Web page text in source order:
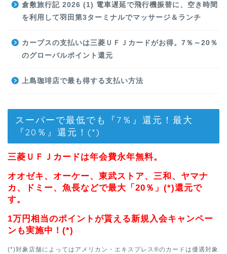
倉敷旅行記 2026 (1) 電車遅延で飛行機振替に、空き時間
を利用して羽田第3ターミナルでマッサージ＆ランチ
カーブスの支払いは三菱ＵＦＪカードがお得。7％～20％
のグローバルポイント還元
上島珈琲店で最も得する支払い方法
スーパーで最低でも『7％』還元！最大
『20％』還元！(*)
三菱ＵＦＪカードは年会費永年無料。
オオゼキ、オーケー、東武ストア、三和、ヤマナ
カ、ドミー、魚長などで最大「20％」(*)還元で
す。
1万円相当のポイントが貰える新規入会キャンペー
ンも実施中！(*)
(*)対象店舗によってはアメリカン・エキスプレス®のカードは優遇対象